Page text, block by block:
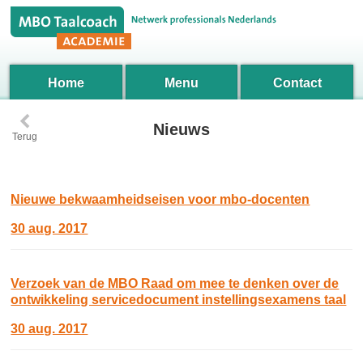
Home Menu Contact
‹
Terug Nieuws
Nieuwe bekwaamheidseisen voor mbo-docenten
30 aug. 2017
Verzoek van de MBO Raad om mee te denken over de
ontwikkeling servicedocument instellingsexamens taal
30 aug. 2017